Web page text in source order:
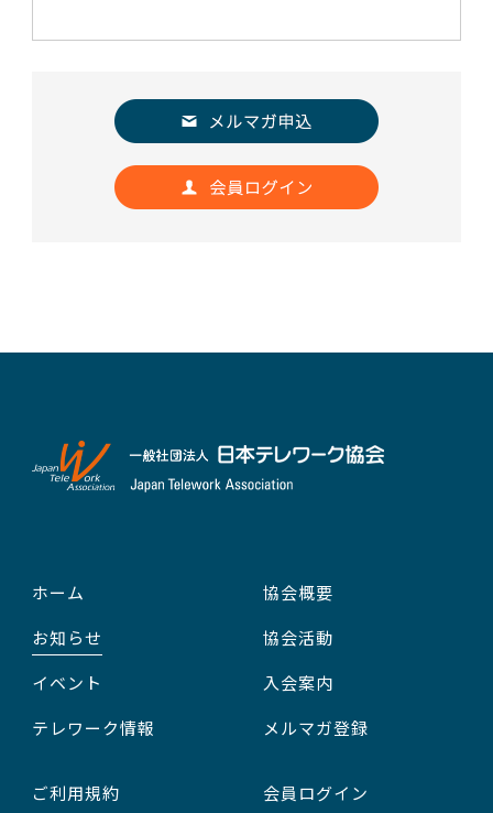
ホーム
お知らせ
イベント
テレワーク情報
協会概要
協会活動
入会案内
メルマガ登録
ご利用規約 会員ログイン